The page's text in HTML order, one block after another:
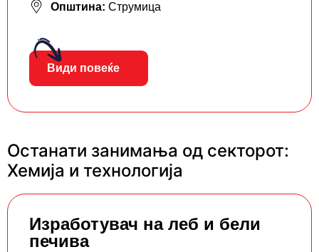
Општина: Струмица
Види повеќе
Останати занимања од секторот:
Хемија и технологија
Изработувач на леб и бели
печива